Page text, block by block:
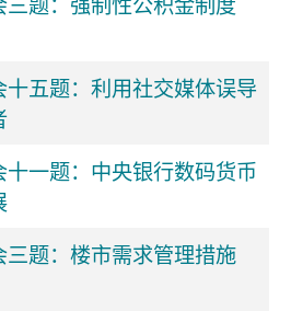
三题：强制性公积金制度
十五题：利用社交媒体误导
十一题：中央银行数码货币
三题：楼市需求管理措施